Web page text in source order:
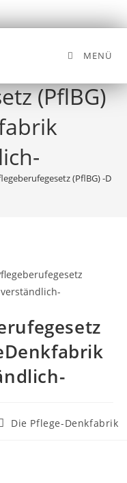
MENÜ
(PflBG)
(PflBG) -
Die Pflege-Denkfabrik